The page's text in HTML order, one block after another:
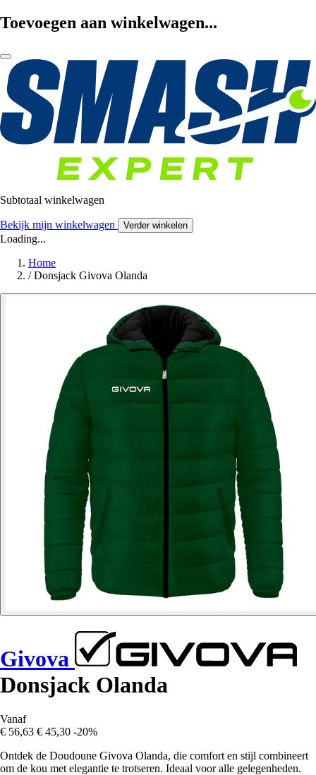
Toevoegen aan winkelwagen...
Subtotaal winkelwagen
Bekijk mijn winkelwagen Verder winkelen
Loading...
Home
/ Donsjack Givova Olanda
Givova
Donsjack Olanda
Vanaf
€ 56,63 € 45,30 -20%
Ontdek de Doudoune Givova Olanda, die comfort en stijl combineert
om de kou met elegantie te trotseren. Ideaal voor alle gelegenheden.